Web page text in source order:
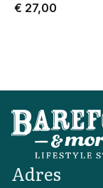
€ 27,00
Adres